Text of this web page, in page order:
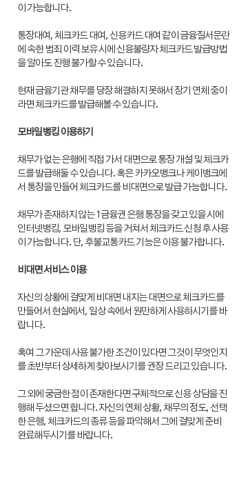
이 가능합니다.
통장대여, 체크카드 대여, 신용카드 대여 같이 금융질서문란
에 속한 범죄 이력 보유 시에 신용불량자 체크카드 발급방법
을 알아도 진행 불가할 수 있습니다.
현재 금융기관 채무를 당장 해결하지 못해서 장기 연체 중이
라면 체크카드를 발급해볼 수 있습니다.
모바일뱅킹 이용하기
채무가 없는 은행에 직접 가서 대면으로 통장 개설 및 체크카
드를 발급해둘 수 있습니다. 혹은 카카오뱅크나 케이뱅크에
서 통장을 만들어 체크카드를 비대면으로 발급 가능합니다.
채무가 존재하지 않는 1금융권 은행 통장을 갖고 있을 시에
인터넷뱅킹, 모바일뱅킹 등을 거쳐서 체크카드 신청 후 사용
이 가능합니다. 단, 후불교통카드 기능은 이용 불가합니다.
비대면 서비스 이용
자신의 상황에 걸맞게 비대면 내지는 대면으로 체크카드를
만들어서 현실에서, 일상 속에서 원만하게 사용하시기를 바
랍니다.
혹여 그 가운데 사용 불가한 조건이 있다면 그것이 무엇인지
를 초반부터 상세하게 찾아보시기를 권장 드리고 있습니다.
그 외에 궁금한 점이 존재한다면 구체적으로 신용 상담을 진
행해 두셨으면 합니다. 자신의 연체 상황, 채무의 정도, 선택
한 은행, 체크카드의 종류 등을 파악해서 그에 걸맞게 준비
완료해두시기를 바랍니다.